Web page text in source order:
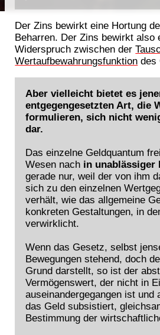
Der Zins bewirkt eine Hortung
Beharren. Der Zins bewirkt also
Widerspruch zwischen der
Wertaufbewahrungsfunktion des
Aber vielleicht bietet es
entgegengesetzten Art, die
formulieren, sich nicht
dar.
Das einzelne Geldquantum
Wesen nach in unablässiger
gerade nur, weil der von ihm
sich zu den einzelnen
verhält, wie das allgemeine
konkreten Gestaltungen, in
verwirklicht.
Wenn das Gesetz, selbst
Bewegungen stehend, doch
Grund darstellt, so ist der
Vermögenswert, der nicht in
auseinandergegangen ist und
das Geld subsistiert,
Bestimmung der